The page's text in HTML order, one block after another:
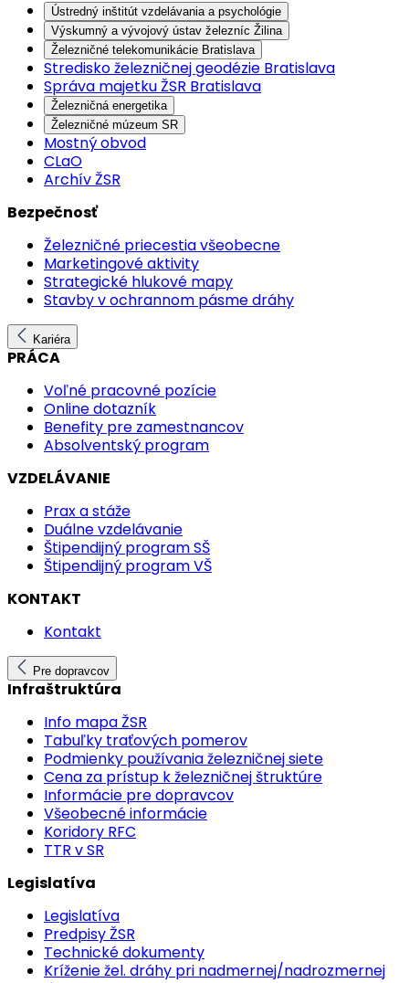
Ústredný inštitút vzdelávania a psychológie
Výskumný a vývojový ústav železníc Žilina
Železničné telekomunikácie Bratislava
Stredisko železničnej geodézie Bratislava
Správa majetku ŽSR Bratislava
Železničná energetika
Železničné múzeum SR
Mostný obvod
CLaO
Archív ŽSR
Bezpečnosť
Železničné priecestia všeobecne
Marketingové aktivity
Strategické hlukové mapy
Stavby v ochrannom pásme dráhy
Kariéra
PRÁCA
Voľné pracovné pozície
Online dotazník
Benefity pre zamestnancov
Absolventský program
VZDELÁVANIE
Prax a stáže
Duálne vzdelávanie
Štipendijný program SŠ
Štipendijný program VŠ
KONTAKT
Kontakt
Pre dopravcov
Infraštruktúra
Info mapa ŽSR
Tabuľky traťových pomerov
Podmienky používania železničnej siete
Cena za prístup k železničnej štruktúre
Informácie pre dopravcov
Všeobecné informácie
Koridory RFC
TTR v SR
Legislatíva
Legislatíva
Predpisy ŽSR
Technické dokumenty
Kríženie žel. dráhy pri nadmernej/nadrozmernej